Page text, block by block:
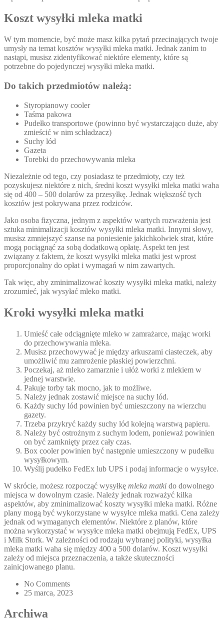
Koszt wysyłki mleka matki
W tym momencie, być może masz kilka pytań przecinających twoje
umysły na temat kosztów wysyłki mleka matki. Jednak zanim to
nastąpi, musisz zidentyfikować niektóre elementy, które są
potrzebne do pojedynczej wysyłki mleka matki.
Do takich przedmiotów należą:
Styropianowy cooler
Taśma pakowa
Pudełko transportowe (powinno być wystarczająco duże, aby
zmieścić w nim schładzacz)
Suchy lód
Gazeta
Torebki do przechowywania mleka
Niezależnie od tego, czy posiadasz te przedmioty, czy też
pozyskujesz niektóre z nich, średni koszt wysyłki mleka matki waha
się od 400 – 500 dolarów za przesyłkę. Jednak większość tych
kosztów jest pokrywana przez rodziców.
Jako osoba fizyczna, jednym z aspektów wartych rozważenia jest
sztuka minimalizacji kosztów wysyłki mleka matki. Innymi słowy,
musisz zmniejszyć szanse na poniesienie jakichkolwiek strat, które
mogą pociągnąć za sobą dodatkową opłatę. Aspekt ten jest
związany z faktem, że koszt wysyłki mleka matki jest wprost
proporcjonalny do opłat i wymagań w nim zawartych.
Tak więc, aby zminimalizować koszty wysyłki mleka matki, należy
zrozumieć, jak wysyłać mleko matki.
Kroki wysyłki mleka matki
Umieść całe odciągnięte mleko w zamrażarce, mając worki
do przechowywania mleka.
Musisz przechowywać je między arkuszami ciasteczek, aby
umożliwić mu zamrożenie płaskiej powierzchni.
Poczekaj, aż mleko zamarznie i ułóż worki z mlekiem w
jednej warstwie.
Pakuje torby tak mocno, jak to możliwe.
Należy jednak zostawić miejsce na suchy lód.
Każdy suchy lód powinien być umieszczony na wierzchu
gazety.
Trzeba przykryć każdy suchy lód kolejną warstwą papieru.
Należy być ostrożnym z suchym lodem, ponieważ powinien
on być zamknięty przez cały czas.
Box cooler powinien być następnie umieszczony w pudełku
wysyłkowym.
Wyślij pudełko FedEx lub UPS i podaj informacje o wysyłce.
W skrócie, możesz rozpocząć wysyłkę mleka matki do dowolnego
miejsca w dowolnym czasie. Należy jednak rozważyć kilka
aspektów, aby zminimalizować koszty wysyłki mleka matki. Różne
plany mogą być wykorzystane w wysyłce mleka matki. Cena zależy
jednak od wymaganych elementów. Niektóre z planów, które
można wykorzystać w wysyłce mleka matki obejmują FedEx, UPS
i Milk Stork. W zależności od rodzaju wybranej polityki, wysyłka
mleka matki waha się między 400 a 500 dolarów. Koszt wysyłki
zależy od miejsca przeznaczenia, a także skuteczności
zainicjowanego planu.
No Comments
25 marca, 2023
Archiwa